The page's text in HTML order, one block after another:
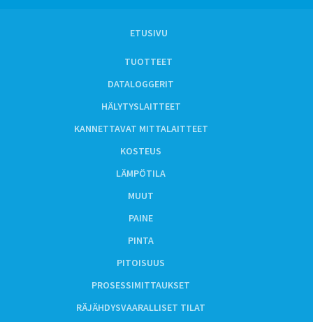
ETUSIVU
TUOTTEET
DATALOGGERIT
HÄLYTYSLAITTEET
KANNETTAVAT MITTALAITTEET
KOSTEUS
LÄMPÖTILA
MUUT
PAINE
PINTA
PITOISUUS
PROSESSIMITTAUKSET
RÄJÄHDYSVAARALLISET TILAT